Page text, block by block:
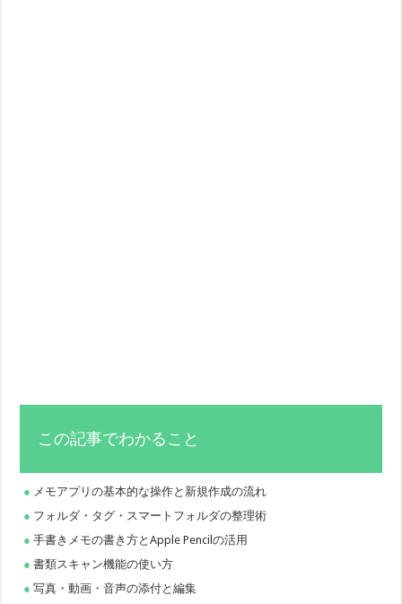
この記事でわかること
メモアプリの基本的な操作と新規作成の流れ
フォルダ・タグ・スマートフォルダの整理術
手書きメモの書き方とApple Pencilの活用
書類スキャン機能の使い方
写真・動画・音声の添付と編集